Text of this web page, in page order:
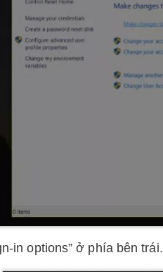
in options” ở phía bên trái.